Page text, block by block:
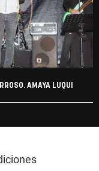
AMAYA LUQUI